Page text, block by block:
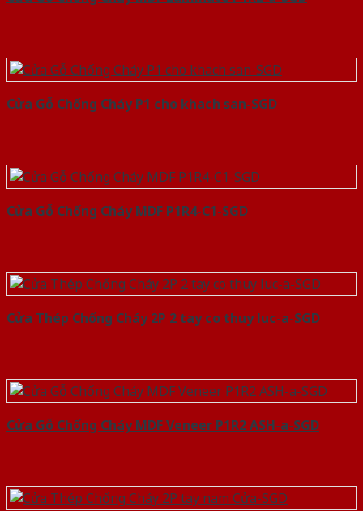
Cửa Gỗ Chống Cháy P1 cho khach san-SGD
Cửa Gỗ Chống Cháy MDF P1R4-C1-SGD
Cửa Thép Chống Cháy 2P 2 tay co thuy luc-a-SGD
Cửa Gỗ Chống Cháy MDF Veneer P1R2 ASH-a-SGD